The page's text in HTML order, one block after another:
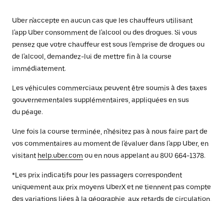
Uber n'accepte en aucun cas que les chauffeurs utilisant
l'app Uber consomment de l'alcool ou des drogues. Si vous
pensez que votre chauffeur est sous l'emprise de drogues ou
de l'alcool, demandez-lui de mettre fin à la course
immédiatement.
Les véhicules commerciaux peuvent être soumis à des taxes
gouvernementales supplémentaires, appliquées en sus
du péage.
Une fois la course terminée, n'hésitez pas à nous faire part de
vos commentaires au moment de l'évaluer dans l'app Uber, en
visitant help.uber.com ou en nous appelant au 800 664-1378.
*Les prix indicatifs pour les passagers correspondent
uniquement aux prix moyens UberX et ne tiennent pas compte
des variations liées à la géographie, aux retards de circulation,